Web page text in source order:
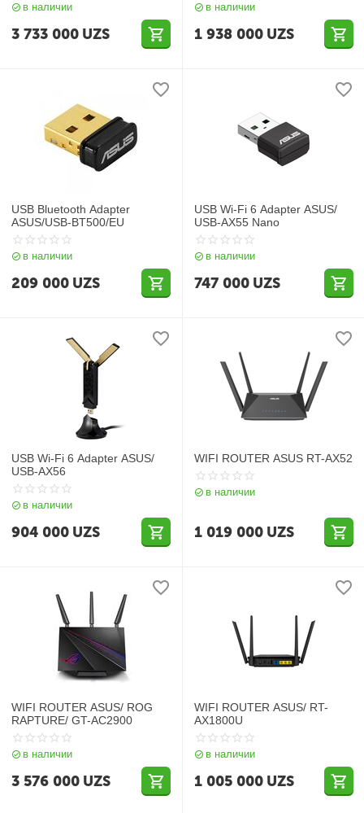
в наличии
3 733 000 UZS
в наличии
1 938 000 UZS
USB Bluetooth Adapter
ASUS/USB-BT500/EU
в наличии
209 000 UZS
USB Wi-Fi 6 Adapter ASUS/
USB-AX55 Nano
в наличии
747 000 UZS
USB Wi-Fi 6 Adapter ASUS/
USB-AX56
в наличии
904 000 UZS
WIFI ROUTER ASUS RT-AX52
в наличии
1 019 000 UZS
WIFI ROUTER ASUS/ ROG
RAPTURE/ GT-AC2900
в наличии
3 576 000 UZS
WIFI ROUTER ASUS/ RT-
AX1800U
в наличии
1 005 000 UZS